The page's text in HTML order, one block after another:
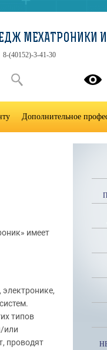
имеет
типов
или
проводят
МЕХАТРОНИКИ
8-(40152)-3-41-30
Дополнительное